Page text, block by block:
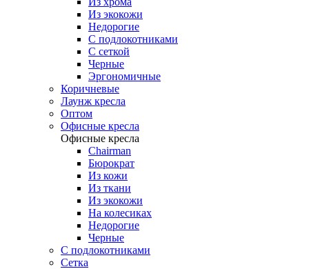
Из экокожи
Недорогие
С подлокотниками
С сеткой
Черные
Эргономичные
Коричневые
Лаунж кресла
Оптом
Офисные кресла
Офисные кресла
Chairman
Бюрократ
Из кожи
Из ткани
Из экокожи
На колесиках
Недорогие
Черные
С подлокотниками
Сетка